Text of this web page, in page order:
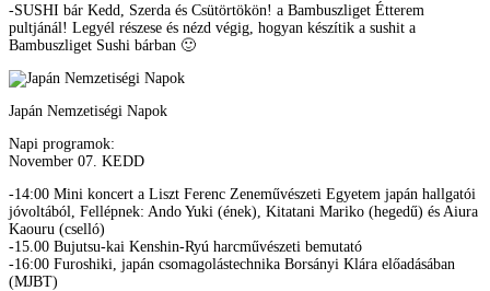
-SUSHI bár Kedd, Szerda és Csütörtökön! a Bambuszliget Étterem
pultjánál! Legyél részese és nézd végig, hogyan készítik a sushit a
Bambuszliget Sushi bárban 🙂
Japán Nemzetiségi Napok
Napi programok:
November 07. KEDD
-14:00 Mini koncert a Liszt Ferenc Zeneművészeti Egyetem japán hallgatói
jóvoltából, Fellépnek: Ando Yuki (ének), Kitatani Mariko (hegedű) és Aiura
Kaouru (cselló)
-15.00 Bujutsu-kai Kenshin-Ryú harcművészeti bemutató
-16:00 Furoshiki, japán csomagolástechnika Borsányi Klára előadásában
(MJBT)